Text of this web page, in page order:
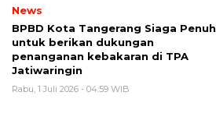
News
BPBD Kota Tangerang Siaga Penuh
untuk berikan dukungan
penanganan kebakaran di TPA
Jatiwaringin
Rabu, 1 Juli 2026 - 04:59 WIB